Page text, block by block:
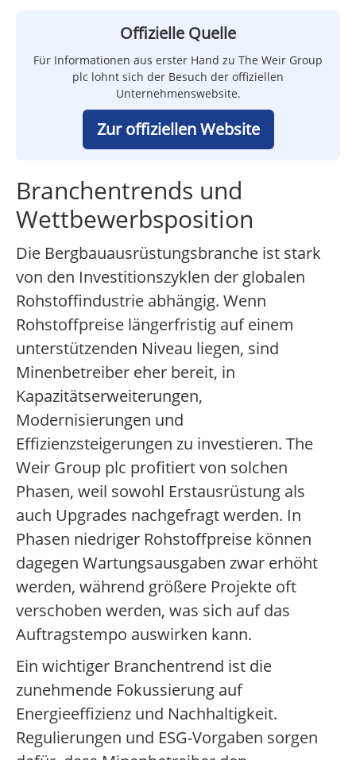
Offizielle Quelle
Für Informationen aus erster Hand zu The Weir Group
plc lohnt sich der Besuch der offiziellen
Unternehmenswebsite.
Zur offiziellen Website
Branchentrends und
Wettbewerbsposition
Die Bergbauausrüstungsbranche ist stark
von den Investitionszyklen der globalen
Rohstoffindustrie abhängig. Wenn
Rohstoffpreise längerfristig auf einem
unterstützenden Niveau liegen, sind
Minenbetreiber eher bereit, in
Kapazitätserweiterungen,
Modernisierungen und
Effizienzsteigerungen zu investieren. The
Weir Group plc profitiert von solchen
Phasen, weil sowohl Erstausrüstung als
auch Upgrades nachgefragt werden. In
Phasen niedriger Rohstoffpreise können
dagegen Wartungsausgaben zwar erhöht
werden, während größere Projekte oft
verschoben werden, was sich auf das
Auftragstempo auswirken kann.
Ein wichtiger Branchentrend ist die
zunehmende Fokussierung auf
Energieeffizienz und Nachhaltigkeit.
Regulierungen und ESG-Vorgaben sorgen